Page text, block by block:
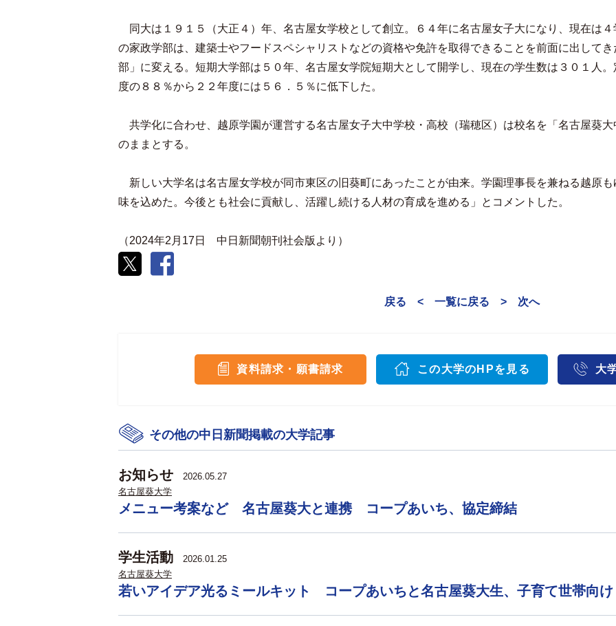
同大は１９１５（大正４）年、名古屋女学校として創立。６４年に名古屋女子大になり、現在は
の家政学部は、建築士やフードスペシャリストなどの資格や免許を取得できることを前面に出して
部」に変える。短期大学部は５０年、名古屋女学院短期大として開学し、現在の学生数は３０１人
度の８８％から２２年度には５６．５％に低下した。
共学化に合わせ、越原学園が運営する名古屋女子大中学校・高校（瑞穂区）は校名を「名古屋葵
のままとする。
新しい大学名は名古屋女学校が同市東区の旧葵町にあったことが由来。学園理事長を兼ねる越原
味を込めた。今後とも社会に貢献し、活躍し続ける人材の育成を進める」とコメントした。
（2024年2月17日 中日新聞朝刊社会版より）
戻る < 一覧に戻る > 次へ
資料請求・願書請求 この大学のHPを見る 大
その他の中日新聞掲載の大学記事
お知らせ
2026.05.27
名古屋葵大学
メニュー考案など 名古屋葵大と連携 コープあいち、協定締結
学生活動
2026.01.25
名古屋葵大学
若いアイデア光るミールキット コープあいちと名古屋葵大生、子育て世帯向け